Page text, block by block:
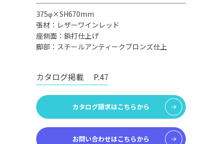
375φ×SH670mm
張材：レザーワインレッド
座側面：鋲打仕上げ
脚部：スチールアンティークブロンズ仕上
カタログ掲載 P.47
カタログ請求はこちらから
お問い合わせはこちらから